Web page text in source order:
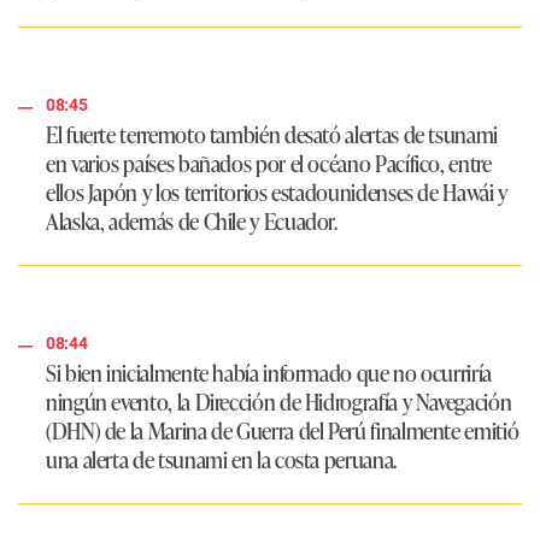
08:45
El fuerte terremoto también desató alertas de tsunami
en varios países bañados por el océano Pacífico, entre
ellos Japón y los territorios estadounidenses de Hawái y
Alaska, además de Chile y Ecuador.
08:44
Si bien inicialmente había informado que no ocurriría
ningún evento, la Dirección de Hidrografía y Navegación
(DHN) de la Marina de Guerra del Perúfinalmente emitió
una alerta de tsunami en la costa peruana.